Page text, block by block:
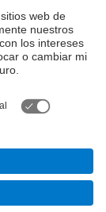
Politècnica